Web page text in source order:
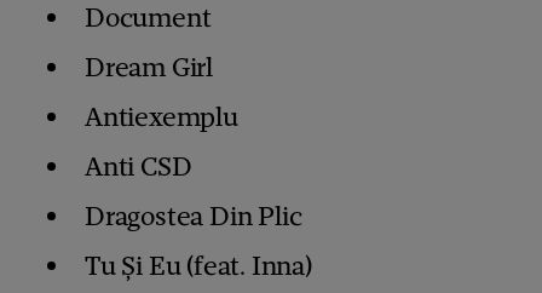
Document
Dream Girl
Antiexemplu
Anti CSD
Dragostea Din Plic
Tu Și Eu (feat. Inna)